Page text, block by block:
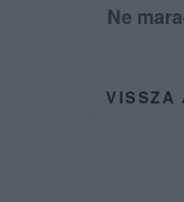
Ne
VISSZA